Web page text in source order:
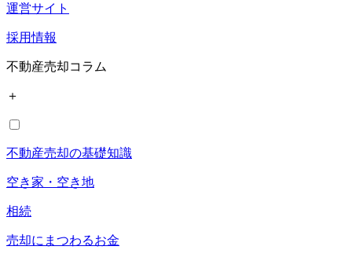
運営サイト
採用情報
不動産売却コラム
＋
不動産売却の基礎知識
空き家・空き地
相続
売却にまつわるお金